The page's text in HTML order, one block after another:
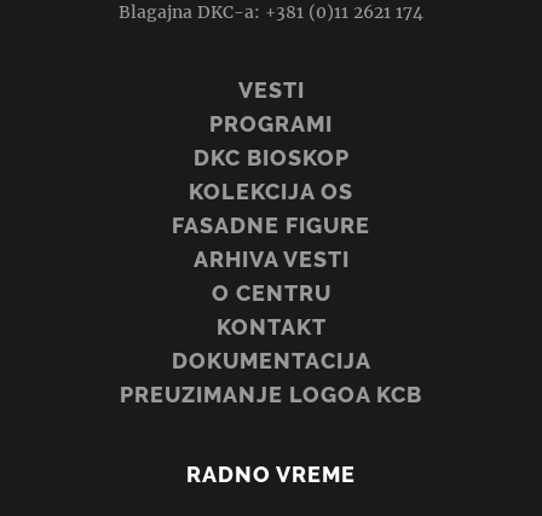
Blagajna DKC-a: +381 (0)11 2621 174
VESTI
PROGRAMI
DKC BIOSKOP
KOLEKCIJA OS
FASADNE FIGURE
ARHIVA VESTI
O CENTRU
KONTAKT
DOKUMENTACIJA
PREUZIMANJE LOGOA KCB
RADNO VREME